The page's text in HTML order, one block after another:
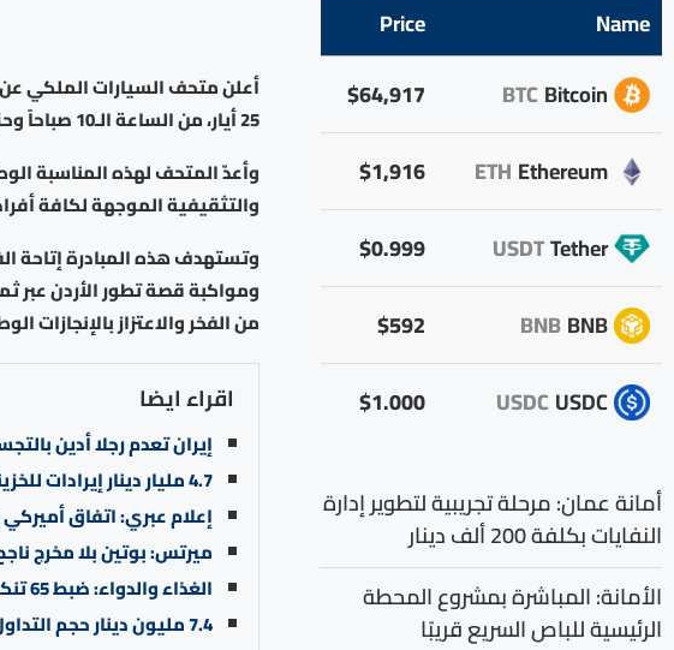
أعلن متحف السيارات الملكي عن
25 أيار، من الساعة الـ10 صباحاً وحتى الـ 10مساء؛ احتفاء بعيد الاستقلال الـ80 للمملكة.
وأعدّ المتحف لهذه المناسبة
والتثقيفية الموجهة لكافة
وتستهدف هذه المبادرة إتاحة
ومواكبة قصة تطور الأردن عبر
من الفخر والاعتزاز بالإنجازات
اقراء ايضا
إيران تعدم رجلا أدين
4.7 مليار دينار إيرادات للخزينة.. والدين العام يرتفع إلى 35.3 مليار دينار
إعلام عبري: اتفاق
ميرتس: بوتين بلا مخرج
الغذاء والدواء: ضبط 65 تنكة زيت زيتون مغشوش في إربد
7.4 مليون دينار حجم التداول في بورصة عمان
Name
Price
Bitcoin
BTC
$64,917
Ethereum
ETH
$1,916
Tether
USDT
$0.999
BNB
BNB
$592
USDC
USDC
$1.000
أمانة عمان: مرحلة تجريبية لتطوير إدارة
النفايات بكلفة 200 ألف دينار
الأمانة: المباشرة بمشروع المحطة
الرئيسية للباص السريع قريبًا